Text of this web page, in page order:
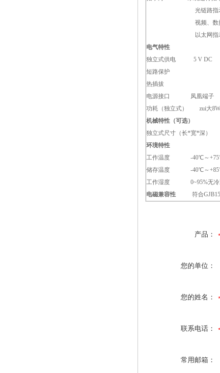
光链路指
视频、数
以太网
电气特性
独立式供电 5 V DC
短路保护
热插拔
电源接口 凤凰端子
功耗（独立式） zui大8W
机械特性（可选）
独立式尺寸（长*宽*深）
环境特性
工作温度 -40℃～
储存温度 -40℃～
工作湿度 0~95%无冷
电磁兼容性 符合
产品：
您的单位：
您的姓名：
联系电话：
常用邮箱：